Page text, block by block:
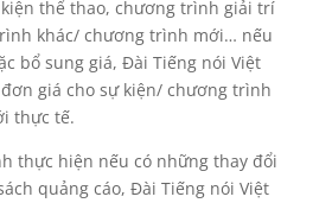
thể thao, chương trình giải trí
khác/ chương trình mới… nếu
bổ sung giá, Đài Tiếng nói Việt
giá cho sự kiện/ chương trình
thực tế.
thực hiện nếu có những thay đổi
quảng cáo, Đài Tiếng nói Việt